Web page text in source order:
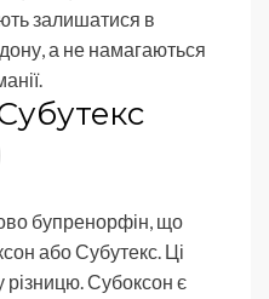
залишатися в
а не намагаються
бупренорфін, що
або Субутекс. Ці
Субоксон є